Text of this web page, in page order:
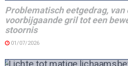
Problematisch eetgedrag, van
voorbijgaande gril tot een
stoornis
01/07/2026